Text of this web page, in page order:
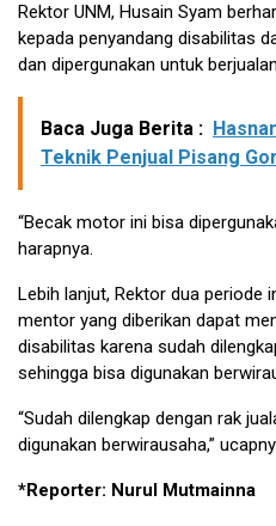
Rektor UNM, Husain Syam
kepada penyandang disabilitas
dan dipergunakan untuk
Baca Juga Berita :
Teknik Penjual Pisang
“Becak motor ini bisa
harapnya.
Lebih lanjut, Rektor dua periode
mentor yang diberikan dapat
disabilitas karena sudah
sehingga bisa digunakan
“Sudah dilengkap dengan rak
digunakan berwirausaha,”
*Reporter: Nurul Mutmainna